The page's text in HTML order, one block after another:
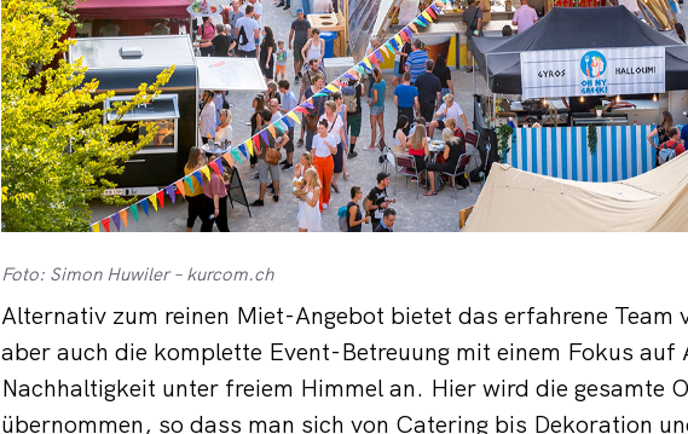
Foto: Simon Huwiler – kurcom.ch
Alternativ zum reinen Miet-Angebot bietet das erfahrene Team
aber auch die komplette Event-Betreuung mit einem Fokus auf
Nachhaltigkeit unter freiem Himmel an. Hier wird die gesamte
übernommen, so dass man sich von Catering bis Dekoration